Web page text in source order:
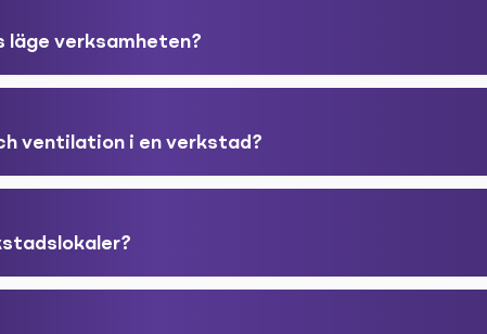
läge verksamheten?
ventilation i en verkstad?